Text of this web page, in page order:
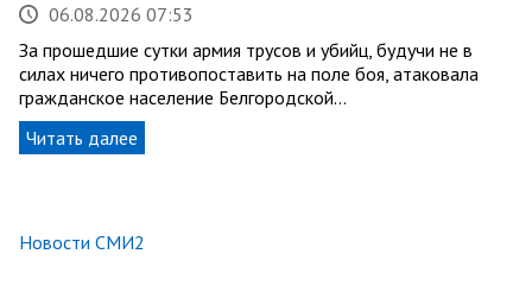
06.08.2026 07:53
За прошедшие сутки армия трусов и убийц, будучи не в
силах ничего противопоставить на поле боя, атаковала
гражданское население Белгородской…
Читать далее
Новости СМИ2